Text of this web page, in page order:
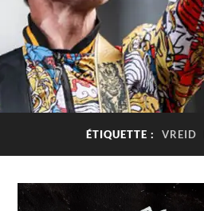
ÉTIQUETTE : VREID